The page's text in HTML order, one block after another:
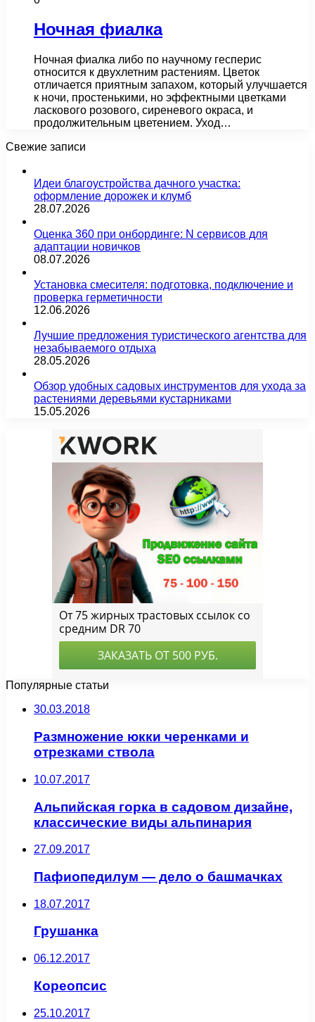
Ночная фиалка
Ночная фиалка либо по научному гесперис
относится к двухлетним растениям. Цветок
отличается приятным запахом, который улучшается
к ночи, простенькими, но эффектными цветками
ласкового розового, сиреневого окраса, и
продолжительным цветением. Уход…
Свежие записи
Идеи благоустройства дачного участка:
оформление дорожек и клумб
28.07.2026
Оценка 360 при онбординге: N сервисов для
адаптации новичков
08.07.2026
Установка смесителя: подготовка, подключение и
проверка герметичности
12.06.2026
Лучшие предложения туристического агентства для
незабываемого отдыха
28.05.2026
Обзор удобных садовых инструментов для ухода за
растениями деревьями кустарниками
15.05.2026
Популярные статьи
30.03.2018
Размножение юкки черенками и
отрезками ствола
10.07.2017
Альпийская горка в садовом дизайне,
классические виды альпинария
27.09.2017
Пафиопедилум — дело о башмачках
18.07.2017
Грушанка
06.12.2017
Кореопсис
25.10.2017